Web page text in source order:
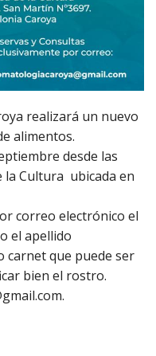
realizará un nuevo
alimentos.
desde las
la Cultura ubicada en
correo electrónico el
el apellido
que puede ser
bien el rostro.
.